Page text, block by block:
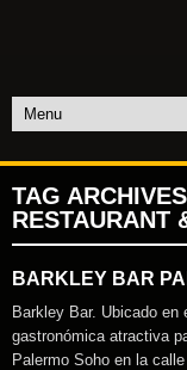
TAG
RESTAURANT
BARKLEY BAR
Barkley Bar. Ubicado en
gastronómica atractiva
Palermo Soho en la